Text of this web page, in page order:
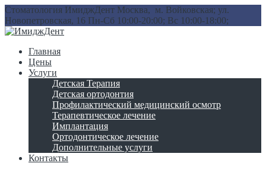
Стоматология ИмиджДент Москва, м. Войковская; ул.
Новопетровская, 16 Пн-Сб 10:00-20:00; Вс 10:00-18:00;
Главная
Цены
Услуги
Детская Терапия
Детская ортодонтия
Профилактический медицинский осмотр
Терапевтическое лечение
Имплантация
Ортодонтическое лечение
Дополнительные услуги
Контакты